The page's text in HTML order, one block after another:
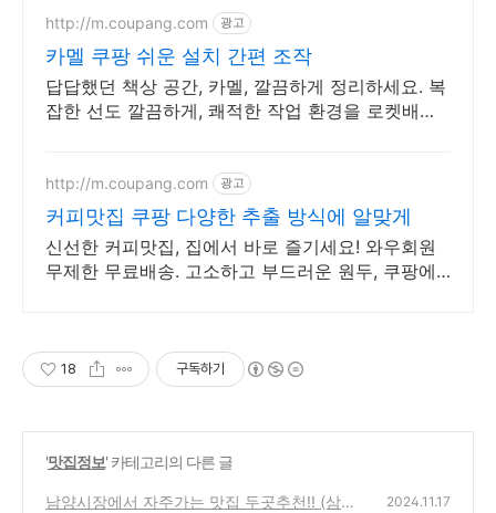
http://m.coupang.com 광고
카멜 쿠팡 쉬운 설치 간편 조작
답답했던 책상 공간, 카멜, 깔끔하게 정리하세요. 복
잡한 선도 깔끔하게, 쾌적한 작업 환경을 로켓배송
http://m.coupang.com 광고
커피맛집 쿠팡 다양한 추출 방식에 알맞게
신선한 커피맛집, 집에서 바로 즐기세요! 와우회원
무제한 무료배송. 고소하고 부드러운 원두, 쿠팡에
18 구독하기
'맛집정보' 카테고리의 다른 글
남양시장에서 자주가는 맛집 두곳추천!! (삼송
2024.11.17